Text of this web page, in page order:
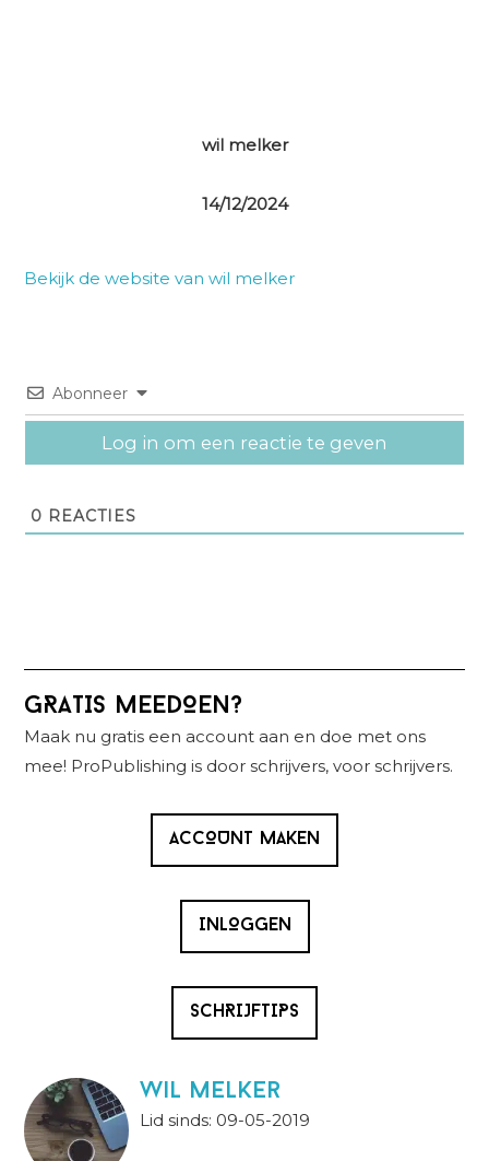
wil melker
14/12/2024
Bekijk de website van wil melker
Abonneer
Log in om een reactie te geven
0 REACTIES
Primaire
Sidebar
GRATIS MEEDOEN?
Maak nu gratis een account aan en doe met ons
mee! ProPublishing is door schrijvers, voor schrijvers.
ACCOUNT MAKEN
INLOGGEN
SCHRIJFTIPS
wil melker
Lid sinds: 09-05-2019